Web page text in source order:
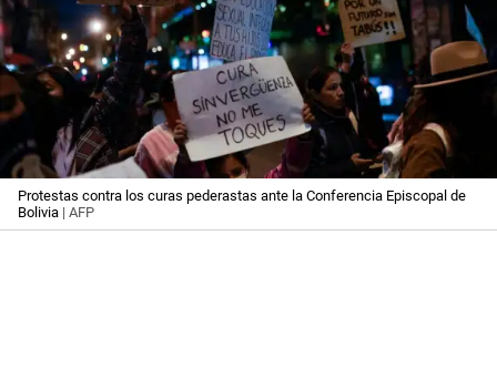
Protestas contra los curas pederastas ante la Conferencia Episcopal de
Bolivia | AFP